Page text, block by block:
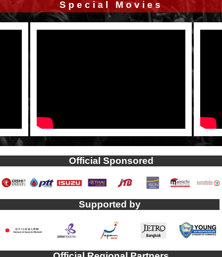
Special Movies
Official Sponsored
Supported by